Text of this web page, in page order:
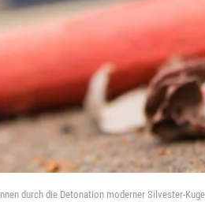
durch die Detonation moderner Silvester-